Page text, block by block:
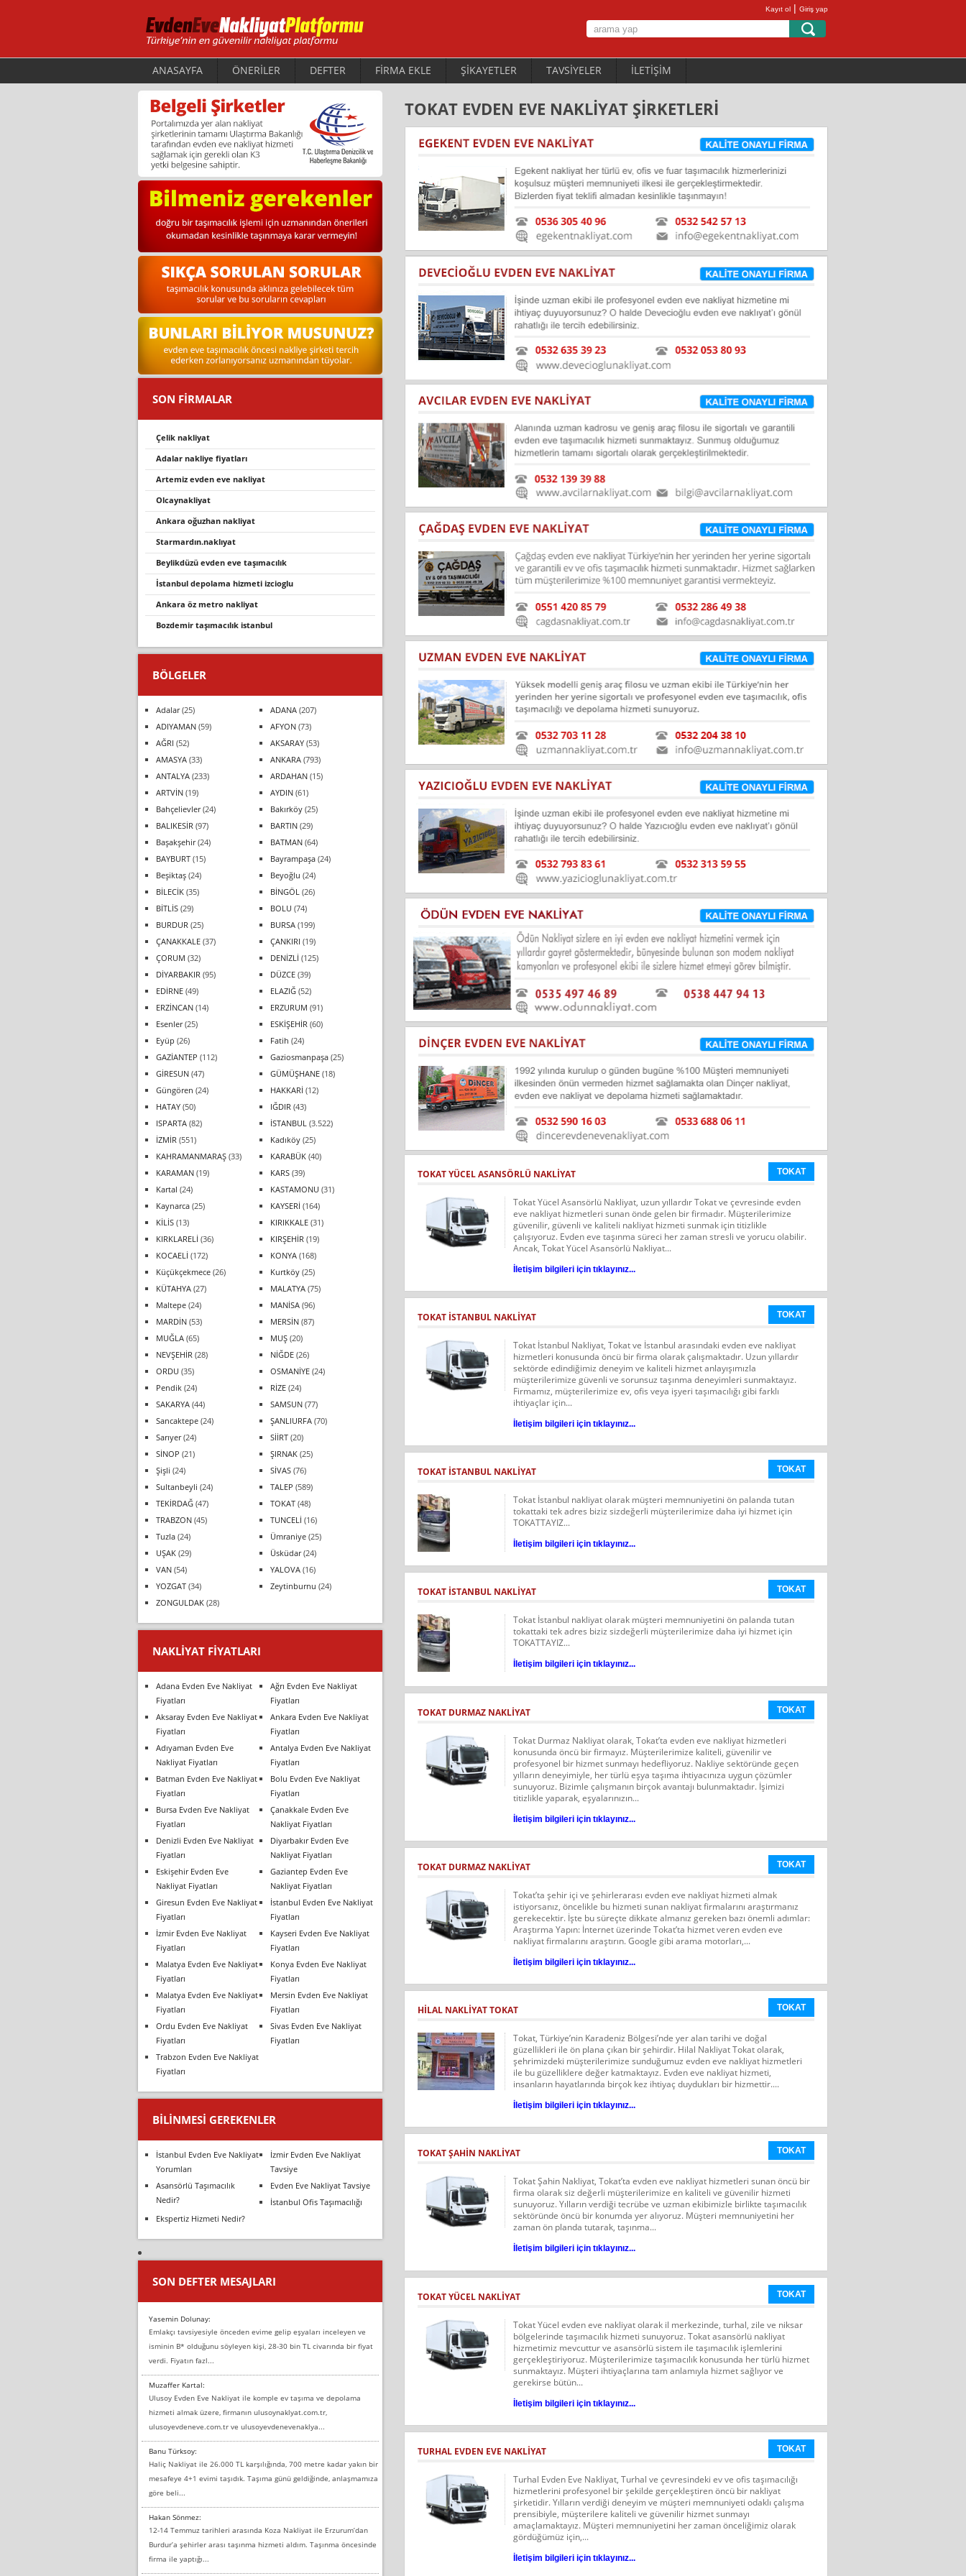
Kayıt ol | Giriş yap
ANASAYFA ÖNERİLER DEFTER FİRMA EKLE ŞİKAYETLER TAVSİYELER İLETİŞİM
TOKAT EVDEN EVE NAKLİYAT ŞİRKETLERİ
TOKAT YÜCEL ASANSÖRLÜ NAKLIYAT TOKAT
Tokat Yücel Asansörlü Nakliyat, uzun yıllardır Tokat ve çevresinde evden
eve nakliyat hizmetleri sunan önde gelen bir firmadır. Müşterilerimize
güvenilir, güvenli ve kaliteli nakliyat hizmeti sunmak için titizlikle
çalışıyoruz. Evden eve taşınma süreci her zaman stresli ve yorucu olabilir.
Ancak, Tokat Yücel Asansörlü Nakliyat...
İletişim bilgileri için tıklayınız...
TOKAT ISTANBUL NAKLIYAT TOKAT
Tokat İstanbul Nakliyat, Tokat ve İstanbul arasındaki evden eve nakliyat
hizmetleri konusunda öncü bir firma olarak çalışmaktadır. Uzun yıllardır
sektörde edindiğimiz deneyim ve kaliteli hizmet anlayışımızla
müşterilerimize güvenli ve sorunsuz taşınma deneyimleri sunmaktayız.
Firmamız, müşterilerimize ev, ofis veya işyeri taşımacılığı gibi farklı
ihtiyaçlar için...
İletişim bilgileri için tıklayınız...
TOKAT İSTANBUL NAKLIYAT TOKAT
Tokat İstanbul nakliyat olarak müşteri memnuniyetini ön palanda tutan
tokattaki tek adres biziz sizdeğerli müşterilerimize daha iyi hizmet için
TOKATTAYIZ...
İletişim bilgileri için tıklayınız...
TOKAT İSTANBUL NAKLIYAT TOKAT
Tokat İstanbul nakliyat olarak müşteri memnuniyetini ön palanda tutan
tokattaki tek adres biziz sizdeğerli müşterilerimize daha iyi hizmet için
TOKATTAYIZ...
İletişim bilgileri için tıklayınız...
TOKAT DURMAZ NAKLIYAT TOKAT
Tokat Durmaz Nakliyat olarak, Tokat’ta evden eve nakliyat hizmetleri
konusunda öncü bir firmayız. Müşterilerimize kaliteli, güvenilir ve
profesyonel bir hizmet sunmayı hedefliyoruz. Nakliye sektöründe geçen
yılların deneyimiyle, her türlü eşya taşıma ihtiyacınıza uygun çözümler
sunuyoruz. Bizimle çalışmanın birçok avantajı bulunmaktadır. İşimizi
titizlikle yaparak, eşyalarınızın...
İletişim bilgileri için tıklayınız...
TOKAT DURMAZ NAKLIYAT TOKAT
Tokat’ta şehir içi ve şehirlerarası evden eve nakliyat hizmeti almak
istiyorsanız, öncelikle bu hizmeti sunan nakliyat firmalarını araştırmanız
gerekecektir. İşte bu süreçte dikkate almanız gereken bazı önemli adımlar:
Araştırma Yapın: İnternet üzerinde Tokat’ta hizmet veren evden eve
nakliyat firmalarını araştırın. Google gibi arama motorları,...
İletişim bilgileri için tıklayınız...
HILAL NAKLIYAT TOKAT TOKAT
Tokat, Türkiye’nin Karadeniz Bölgesi’nde yer alan tarihi ve doğal
güzellikleri ile ön plana çıkan bir şehirdir. Hilal Nakliyat Tokat olarak,
şehrimizdeki müşterilerimize sunduğumuz evden eve nakliyat hizmetleri
ile bu güzelliklere değer katmaktayız. Evden eve nakliyat hizmeti,
insanların hayatlarında birçok kez ihtiyaç duydukları bir hizmettir....
İletişim bilgileri için tıklayınız...
TOKAT ŞAHIN NAKLIYAT TOKAT
Tokat Şahin Nakliyat, Tokat’ta evden eve nakliyat hizmetleri sunan öncü bir
firma olarak siz değerli müşterilerimize en kaliteli ve güvenilir hizmeti
sunuyoruz. Yılların verdiği tecrübe ve uzman ekibimizle birlikte taşımacılık
sektöründe öncü bir konumda yer alıyoruz. Müşteri memnuniyetini her
zaman ön planda tutarak, taşınma...
İletişim bilgileri için tıklayınız...
TOKAT YÜCEL NAKLIYAT TOKAT
Tokat Yücel evden eve nakliyat olarak il merkezinde, turhal, zile ve niksar
bölgelerinde taşımacılık hizmeti sunuyoruz. Tokat asansörlü nakliyat
hizmetimiz mevcuttur ve asansörlü sistem ile taşımacılık işlemlerini
gerçekleştiriyoruz. Müşterilerimize taşımacılık konusunda her türlü hizmet
sunmaktayız. Müşteri ihtiyaçlarına tam anlamıyla hizmet sağlıyor ve
gerekirse bütün...
İletişim bilgileri için tıklayınız...
TURHAL EVDEN EVE NAKLIYAT TOKAT
Turhal Evden Eve Nakliyat, Turhal ve çevresindeki ev ve ofis taşımacılığı
hizmetlerini profesyonel bir şekilde gerçekleştiren öncü bir nakliyat
şirketidir. Yılların verdiği deneyim ve müşteri memnuniyeti odaklı çalışma
prensibiyle, müşterilere kaliteli ve güvenilir hizmet sunmayı
amaçlamaktayız. Müşteri memnuniyetini her zaman önceliğimiz olarak
gördüğümüz için,...
İletişim bilgileri için tıklayınız...
SON FİRMALAR
çelik nakliyat
adalar nakliye fiyatları
artemiz evden eve nakliyat
olcaynakliyat
ankara oğuzhan nakliyat
starmardin.nakliyat
beylikdüzü evden eve taşımacılık
i̇stanbul depolama hizmeti izcioglu
ankara öz metro nakliyat
bozdemi̇r taşimacilik i̇stanbul
BÖLGELER
Adalar(25) ADANA (207)
ADIYAMAN (59) AFYON (73)
AĞRI (52) AKSARAY (53)
AMASYA (33) ANKARA (793)
ANTALYA (233) ARDAHAN (15)
ARTVİN (19) AYDIN (61)
Bahçelievler(24) Bakırköy (25)
BALIKESİR (97) BARTIN (29)
Başakşehir(24) BATMAN (64)
BAYBURT (15) Bayrampaşa (24)
Beşiktaş (24) Beyoğlu (24)
BİLECİK (35) BİNGÖL (26)
BİTLİS (29) BOLU (74)
BURDUR (25) BURSA (199)
ÇANAKKALE (37) ÇANKIRI (19)
ÇORUM (32) DENİZLİ (125)
DİYARBAKIR (95) DÜZCE (39)
EDİRNE (49) ELAZIĞ (52)
ERZİNCAN (14) ERZURUM (91)
Esenler(25) ESKİŞEHİR (60)
Eyüp (26) Fatih (24)
GAZİANTEP (112) Gaziosmanpaşa (25)
GİRESUN (47) GÜMÜŞHANE (18)
Güngören (24) HAKKARİ (12)
HATAY (50) IĞDIR (43)
ISPARTA (82) İSTANBUL (3.522)
İZMİR (551) Kadıköy (25)
KAHRAMANMARAŞ (33) KARABÜK (40)
KARAMAN (19) KARS (39)
Kartal (24) KASTAMONU (31)
Kaynarca (25) KAYSERİ (164)
KİLİS (13) KIRIKKALE (31)
KIRKLARELİ (36) KIRŞEHİR (19)
KOCAELİ (172) KONYA (168)
Küçükçekmece (26) Kurtköy (25)
KÜTAHYA (27) MALATYA (75)
Maltepe (24) MANİSA (96)
MARDİN (53) MERSİN (87)
MUĞLA (65) MUŞ (20)
NEVŞEHİR (28) NİĞDE (26)
ORDU (35) OSMANİYE (24)
Pendik (24) RİZE (24)
SAKARYA (44) SAMSUN (77)
Sancaktepe (24) ŞANLIURFA (70)
Sarıyer(24) SİİRT (20)
SİNOP (21) ŞIRNAK (25)
Şişli (24) SİVAS (76)
Sultanbeyli (24) TALEP (589)
TEKİRDAĞ (47) TOKAT (48)
TRABZON (45) TUNCELİ (16)
Tuzla (24) Ümraniye (25)
UŞAK (29) Üsküdar(24)
VAN (54) YALOVA (16)
YOZGAT (34) Zeytinburnu (24)
ZONGULDAK (28)
NAKLIYAT FIYATLARI
Adana Evden Eve Nakliyat
Fiyatları
Ağrı Evden Eve Nakliyat
Fiyatları
Aksaray Evden Eve Nakliyat
Fiyatları
Ankara Evden Eve Nakliyat
Fiyatları
Adıyaman Evden Eve
Nakliyat Fiyatları
Antalya Evden Eve Nakliyat
Fiyatları
Batman Evden Eve Nakliyat
Fiyatları
Bolu Evden Eve Nakliyat
Fiyatları
Bursa Evden Eve Nakliyat
Fiyatları
Çanakkale Evden Eve
Nakliyat Fiyatları
Denizli Evden Eve Nakliyat
Fiyatları
Diyarbakır Evden Eve
Nakliyat Fiyatları
Eskişehir Evden Eve
Nakliyat Fiyatları
Gaziantep Evden Eve
Nakliyat Fiyatları
Giresun Evden Eve Nakliyat
Fiyatları
İstanbul Evden Eve Nakliyat
Fiyatları
İzmir Evden Eve Nakliyat
Fiyatları
Kayseri Evden Eve Nakliyat
Fiyatları
Malatya Evden Eve Nakliyat
Fiyatları
Konya Evden Eve Nakliyat
Fiyatları
Malatya Evden Eve Nakliyat
Fiyatları
Mersin Evden Eve Nakliyat
Fiyatları
Ordu Evden Eve Nakliyat
Fiyatları
Sivas Evden Eve Nakliyat
Fiyatları
Trabzon Evden Eve Nakliyat
Fiyatları
BILINMESI GEREKENLER
İstanbul Evden Eve Nakliyat
Yorumları
İzmir Evden Eve Nakliyat
Tavsiye
Asansörlü Taşımacılık
Nedir?
Evden Eve Nakliyat Tavsiye
İstanbul Ofis Taşımacılığı
Ekspertiz Hizmeti Nedir?
SON DEFTER MESAJLARI
Yasemin Dolunay:
Emlakçı tavsiyesiyle önceden evime gelip eşyaları inceleyen ve
isminin B* olduğunu söyleyen kişi, 28-30 bin TL civarında bir fiyat
verdi. Fiyatın fazl...
Muzaffer Kartal:
Ulusoy Evden Eve Nakliyat ile komple ev taşıma ve depolama
hizmeti almak üzere, firmanın ulusoynaklyat.com.tr,
ulusoyevdeneve.com.tr ve ulusoyevdenevenaklya...
Banu Türksoy:
Haliç Nakliyat ile 26.000 TL karşılığında, 700 metre kadar yakın bir
mesafeye 4+1 evimi taşıdık. Taşıma günü geldiğinde, anlaşmamıza
göre beli...
Hakan Sönmez:
12-14 Temmuz tarihleri arasında Koza Nakliyat ile Erzurum’dan
Burdur’a şehirler arası taşınma hizmeti aldım. Taşınma öncesinde
firma ile yaptığı...